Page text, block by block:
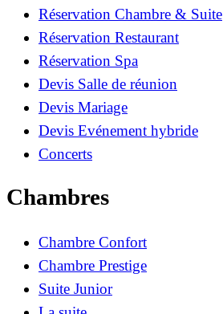
Réservation Chambre & Suite
Réservation Restaurant
Réservation Spa
Devis Salle de réunion
Devis Mariage
Devis Evénement hybride
Concerts
Chambres
Chambre Confort
Chambre Prestige
Suite Junior